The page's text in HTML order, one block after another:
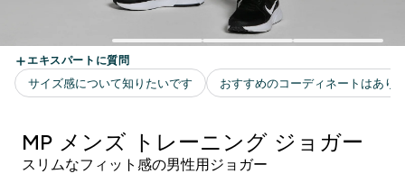
MP メンズ トレーニング ジョガー
スリムなフィット感の男性用ジョガー